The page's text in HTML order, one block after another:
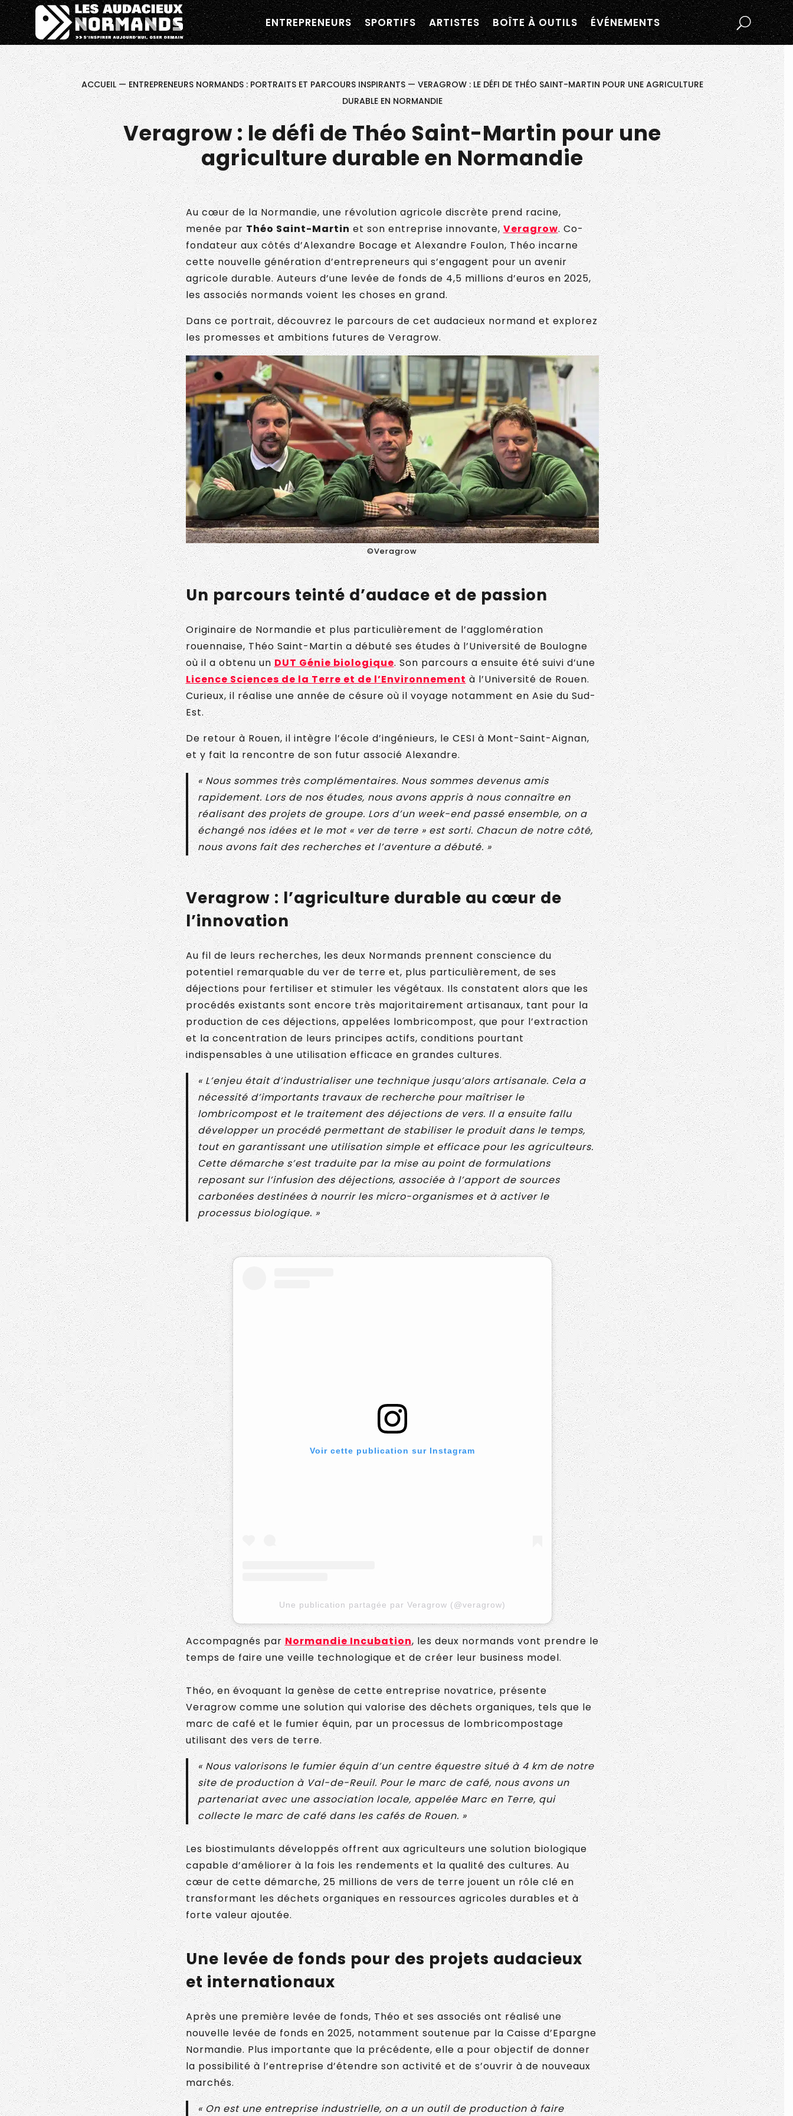
ENTREPRENEURS SPORTIFS ARTISTES BOÎTE À OUTILS ÉVÉNEMENTS
ACCUEIL—ENTREPRENEURS NORMANDS : PORTRAITS ET PARCOURS INSPIRANTS— VERAGROW : LE DÉFI DE THÉO SAINT-MARTIN POUR UNE AGRICULTURE
DURABLE EN NORMANDIE
Veragrow : le défi de Théo Saint-Martin pour une
agriculture durable en Normandie
Au cœur de la Normandie, une révolution agricole discrète prend racine,
menée parThéo Saint-Martinet son entreprise innovante,Veragrow. Co-
fondateur aux côtés d’Alexandre Bocage et Alexandre Foulon, Théo incarne
cette nouvelle génération d’entrepreneurs qui s’engagent pour un avenir
agricole durable. Auteurs d’une levée de fonds de 4,5 millions d’euros en 2025,
les associés normands voient les choses en grand.
Dans ce portrait, découvrez le parcours de cet audacieux normand et explorez
les promesses et ambitions futures de Veragrow.
©Veragrow
Un parcours teinté d’audace et de passion
Originaire de Normandie et plus particulièrement de l’agglomération
rouennaise, Théo Saint-Martin a débuté ses études à l’Université de Boulogne
où il a obtenu unDUT Génie biologique. Son parcours a ensuite été suivi d’une
Licence Sciences de la Terre et de l’Environnementà l’Université de Rouen.
Curieux, il réalise une année de césure où il voyage notamment en Asie du Sud-
Est.
De retour à Rouen, il intègre l’école d’ingénieurs, le CESI à Mont-Saint-Aignan,
et y fait la rencontre de son futur associé Alexandre.
« Nous sommes très complémentaires. Nous sommes devenus amis
rapidement. Lors de nos études, nous avons appris à nous connaître en
réalisant des projets de groupe. Lors d’un week-end passé ensemble, on a
échangé nos idées et le mot « ver de terre » est sorti. Chacun de notre côté,
nous avons fait des recherches et l’aventure a débuté. »
Veragrow : l’agriculture durable au cœur de
l’innovation
Au fil de leurs recherches, les deux Normands prennent conscience du
potentiel remarquable du ver de terre et, plus particulièrement, de ses
déjections pour fertiliser et stimuler les végétaux. Ils constatent alors que les
procédés existants sont encore très majoritairement artisanaux, tant pour la
production de ces déjections, appelées lombricompost, que pour l’extraction
et la concentration de leurs principes actifs, conditions pourtant
indispensables à une utilisation efficace en grandes cultures.
« L’enjeu était d’industrialiser une technique jusqu’alors artisanale. Cela a
nécessité d’importants travaux de recherche pour maîtriser le
lombricompost et le traitement des déjections de vers. Il a ensuite fallu
développer un procédé permettant de stabiliser le produit dans le temps,
tout en garantissant une utilisation simple et efficace pour les agriculteurs.
Cette démarche s’est traduite par la mise au point de formulations
reposant sur l’infusion des déjections, associée à l’apport de sources
carbonées destinées à nourrir les micro-organismes et à activer le
processus biologique. »
Voir cette publication sur Instagram
Une publication partagée par Veragrow (@veragrow)
Accompagnés parNormandie Incubation, les deux normands vont prendre le
temps de faire une veille technologique et de créer leur business model.
Théo, en évoquant la genèse de cette entreprise novatrice, présente
Veragrow comme une solution qui valorise des déchets organiques, tels que le
marc de café et le fumier équin, par un processus de lombricompostage
utilisant des vers de terre.
« Nous valorisons le fumier équin d’un centre équestre situé à 4 km de notre
site de production à Val-de-Reuil. Pour le marc de café, nous avons un
partenariat avec une association locale, appelée Marc en Terre, qui
collecte le marc de café dans les cafés de Rouen. »
Les biostimulants développés offrent aux agriculteurs une solution biologique
capable d’améliorer à la fois les rendements et la qualité des cultures. Au
cœur de cette démarche, 25 millions de vers de terre jouent un rôle clé en
transformant les déchets organiques en ressources agricoles durables et à
forte valeur ajoutée.
Une levée de fonds pour des projets audacieux
et internationaux
Après une première levée de fonds, Théo et ses associés ont réalisé une
nouvelle levée de fonds en 2025, notamment soutenue par la Caisse d’Epargne
Normandie. Plus importante que la précédente, elle a pour objectif de donner
la possibilité à l’entreprise d’étendre son activité et de s’ouvrir à de nouveaux
marchés.
« On est une entreprise industrielle, on a un outil de production à faire
Pitch ta Normandie
×
Êtes-vous d'accord pour activer les cookies pour une navigation personnalisée ?